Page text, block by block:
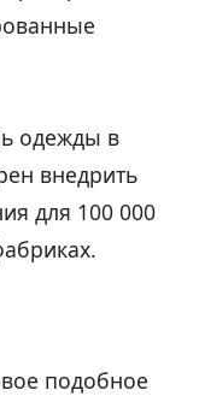
одежды в
внедрить
для 100 000
подобное